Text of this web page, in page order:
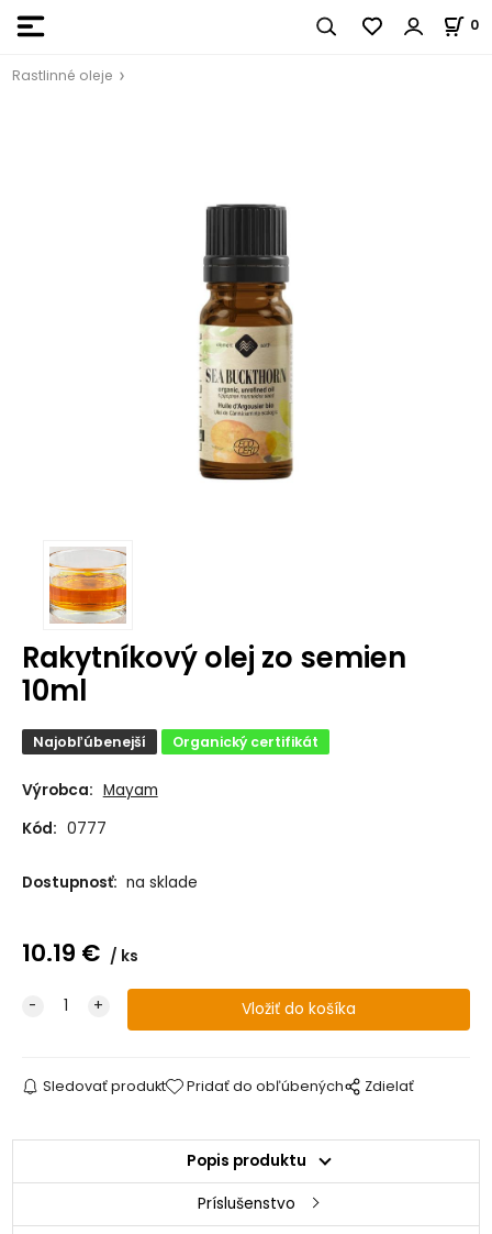
0
Rastlinné oleje
Rakytníkový olej zo semien
10ml
Najobľúbenejší Organický certifikát
Výrobca: Mayam
Kód: 0777
Dostupnosť: na sklade
10.19 € ks
Sledovať produkt Pridať do obľúbených Zdielať
Popis produktu
Príslušenstvo